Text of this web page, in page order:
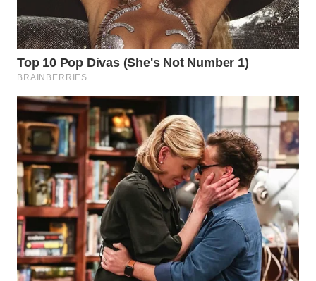
WN
SIMALUNGUN
WN
LABUHANBATU
WN
TAPANULI
TENGAH
WN DELI
SERDANG
WN
TEBING